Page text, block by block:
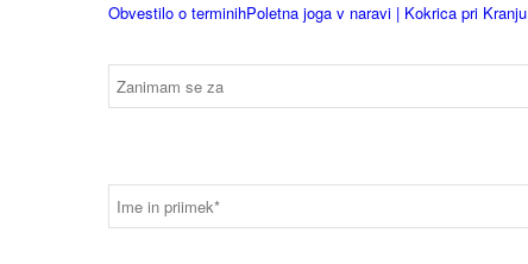
Obvestilo o terminihPoletna joga v naravi | Kokrica pri Kranju